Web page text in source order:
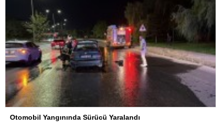
Otomobil Yangınında Sürücü Yaralandı